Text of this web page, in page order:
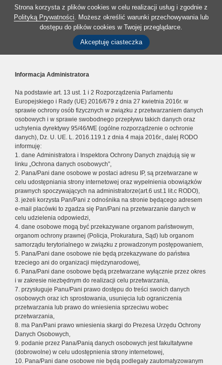
Strona korzysta z plików cookies w celu realizacji usług i zgodnie z
Polityką Prywatności. Możesz określić warunki przechowywania lub
dostępu do plików cookies w Twojej przeglądarce.
Akceptuję ciasteczka
Informacja Administratora
Na podstawie art. 13 ust. 1 i 2 Rozporządzenia Parlamentu
Europejskiego i Rady (UE) 2016/679 z dnia 27 kwietnia 2016r. w
sprawie ochrony osób fizycznych w związku z przetwarzaniem danych
osobowych i w sprawie swobodnego przepływu takich danych oraz
uchylenia dyrektywy 95/46/WE (ogólne rozporządzenie o ochronie
danych), Dz. U. UE. L. 2016.119.1 z dnia 4 maja 2016r., dalej RODO
informuję:
1. dane Administratora i Inspektora Ochrony Danych znajdują się w
linku „Ochrona danych osobowych”,
2. Pana/Pani dane osobowe w postaci adresu IP, są przetwarzane w
celu udostępniania strony internetowej oraz wypełnienia obowiązków
prawnych spoczywających na administratorze(art.6 ust.1 lit.c RODO),
3. jeżeli korzysta Pan/Pani z odnośnika na stronie będącego adresem
e-mail placówki to zgadza się Pan/Pani na przetwarzanie danych w
celu udzielenia odpowiedzi,
4. dane osobowe mogą być przekazywane organom państwowym,
organom ochrony prawnej (Policja, Prokuratura, Sąd) lub organom
samorządu terytorialnego w związku z prowadzonym postępowaniem,
5. Pana/Pani dane osobowe nie będą przekazywane do państwa
trzeciego ani do organizacji międzynarodowej,
6. Pana/Pani dane osobowe będą przetwarzane wyłącznie przez okres
i w zakresie niezbędnym do realizacji celu przetwarzania,
7. przysługuje Panu/Pani prawo dostępu do treści swoich danych
osobowych oraz ich sprostowania, usunięcia lub ograniczenia
przetwarzania lub prawo do wniesienia sprzeciwu wobec
przetwarzania,
8. ma Pan/Pani prawo wniesienia skargi do Prezesa Urzędu Ochrony
Danych Osobowych,
9. podanie przez Pana/Panią danych osobowych jest fakultatywne
(dobrowolne) w celu udostępnienia strony internetowej,
10. Pana/Pani dane osobowe nie będą podlegały zautomatyzowanym